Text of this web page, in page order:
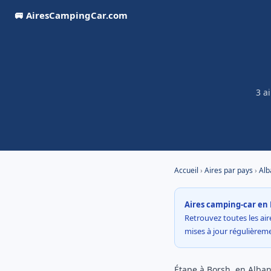
🚐 AiresCampingCar.com
3
Accueil › Aires par pays›
Aires camping-car
Retrouvez toutes les
mises à jour